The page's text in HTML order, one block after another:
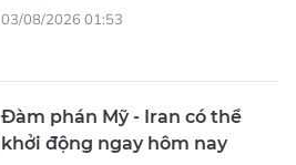
03/08/2026 01:53
Đàm phán Mỹ - Iran có thể
khởi động ngay hôm nay